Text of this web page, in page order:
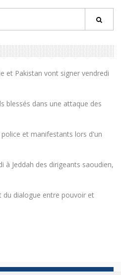
et Pakistan vont signer vendredi
blessés dans une attaque des
et manifestants lors d'un
à Jeddah des dirigeants saoudien,
du dialogue entre pouvoir et